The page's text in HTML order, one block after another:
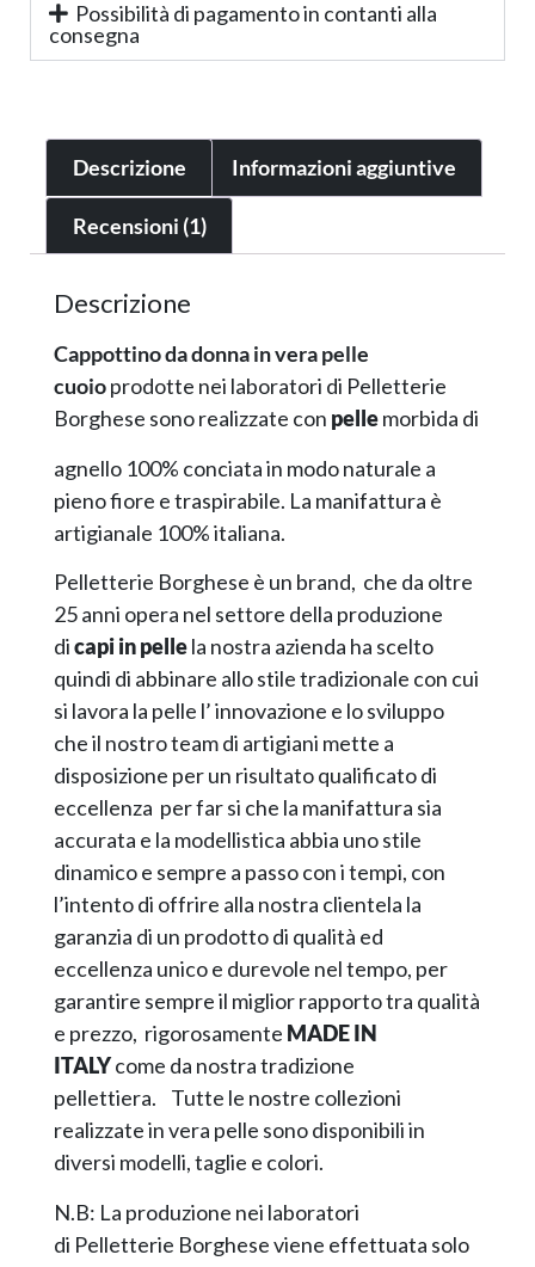
Possibilità di pagamento in contanti alla
consegna
Descrizione Informazioni aggiuntive
Recensioni (1)
Descrizione
Cappottino da donna in vera pelle
cuoioprodotte nei laboratori di Pelletterie
Borghese sono realizzate con pellemorbida di
agnello 100% conciata in modo naturale a
pieno fiore e traspirabile. La manifattura è
artigianale 100% italiana.
Pelletterie Borghese è un brand, che da oltre
25 anni opera nel settore della produzione
dicapi in pellela nostra azienda ha scelto
quindi di abbinare allo stile tradizionale con cui
si lavora la pelle l’ innovazione e lo sviluppo
che il nostro team di artigiani mette a
disposizione per un risultato qualificato di
eccellenza per far si che la manifattura sia
accurata e la modellistica abbia uno stile
dinamico e sempre a passo con i tempi, con
l’intento di offrire alla nostra clientela la
garanzia di un prodotto di qualità ed
eccellenza unico e durevole nel tempo, per
garantire sempre il miglior rapporto tra qualità
e prezzo, rigorosamente MADE IN
ITALYcome da nostra tradizione
pellettiera. Tutte le nostre collezioni
realizzate in vera pelle sono disponibili in
diversi modelli, taglie e colori.
N.B: La produzione nei laboratori
di Pelletterie Borghese viene effettuata solo